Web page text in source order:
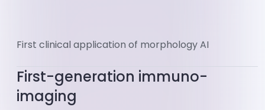
First clinical application of morphology AI
First-generation immuno-
imaging